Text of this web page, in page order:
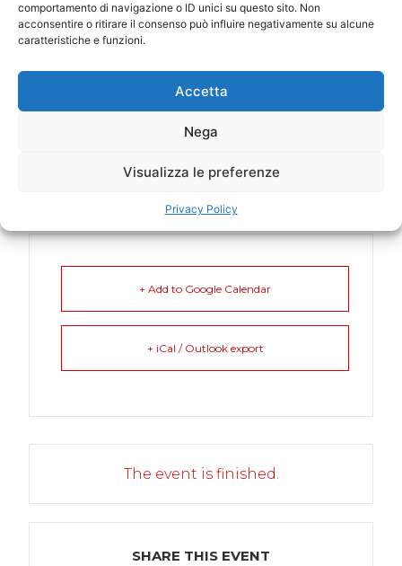
comportamento di navigazione o ID unici su questo sito. Non
acconsentire o ritirare il consenso può influire negativamente su alcune
caratteristiche e funzioni.
Accetta
Nega
Visualizza le preferenze
Privacy Policy
LOCATION
Collisioni festival
+ Add to Google Calendar
+ iCal / Outlook export
The event is finished.
SHARE THIS EVENT